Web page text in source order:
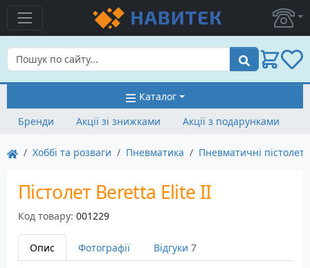
Пошук
Каталог
Бренди
Акції зі знижками Акції з подарунками
Хоббі та розваги Пневматика Пневматичні пістолети
Пістолет Beretta Elite II
Код товару: 001229
Опис Фотографії Відгуки 7